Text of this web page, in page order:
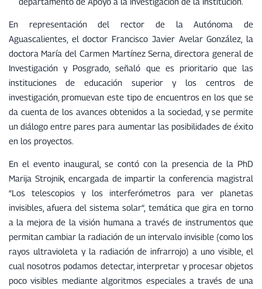
En representación del rector de la Autónoma de
Aguascalientes, el doctor Francisco Javier Avelar González, la
doctora María del Carmen Martínez Serna, directora general de
Investigación y Posgrado, señaló que es prioritario que las
instituciones de educación superior y los centros de
investigación, promuevan este tipo de encuentros en los que se
da cuenta de los avances obtenidos a la sociedad, y se permite
un diálogo entre pares para aumentar las posibilidades de éxito
en los proyectos.
En el evento inaugural, se contó con la presencia de la PhD
Marija Strojnik, encargada de impartir la conferencia magistral
“Los telescopios y los interferómetros para ver planetas
invisibles, afuera del sistema solar”, temática que gira en torno
a la mejora de la visión humana a través de instrumentos que
permitan cambiar la radiación de un intervalo invisible (como los
rayos ultravioleta y la radiación de infrarrojo) a uno visible, el
cual nosotros podamos detectar, interpretar y procesar objetos
poco visibles mediante algoritmos especiales a través de una